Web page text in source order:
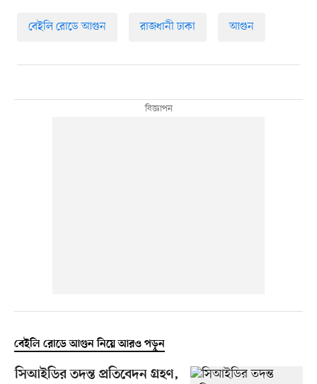
বেইলি রোডে আগুন রাজধানী ঢাকা আগুন
বেইলি রোডে আগুন নিয়ে আরও পড়ুন
সিআইডির তদন্ত প্রতিবেদন গ্রহণ,